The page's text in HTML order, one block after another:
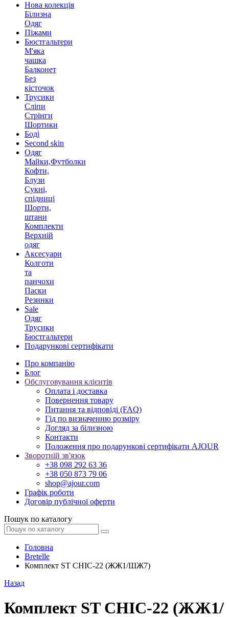
Нова колекція
Білизна
Одяг
Піжами
Бюстгальтери
М'яка
чашка
Балконет
Без
кісточок
Трусики
Сліпи
Стрінги
Шортики
Боді
Second skin
Одяг
Майки,Футболки
Кофти,
Блузи
Сукні,
спідниці
Шорти,
штани
Комплекти
Верхній
одяг
Аксесуари
Колготи
та
панчохи
Паски
Резинки
Sale
Одяг
Трусики
Бюстгальтери
Подарункові сертифікати
Про компанію
Блог
Обслуговування клієнтів
Оплата і доставка
Повернення товару
Питання та відповіді (FAQ)
Гід по визначенню розміру
Догляд за білизною
Контакти
Положення про подарункові сертифікати AJOUR
Зворотній зв'язок
+38 098 292 63 36
+38 050 873 79 06
shop@ajour.com
Графік роботи
Договір публічної оферти
Пошук по каталогу
Головна
Bretelle
Комплект ST CHIC-22 (ЖЖ1/ШЖ7)
Назад
Комплект ST CHIC-22 (ЖЖ1/